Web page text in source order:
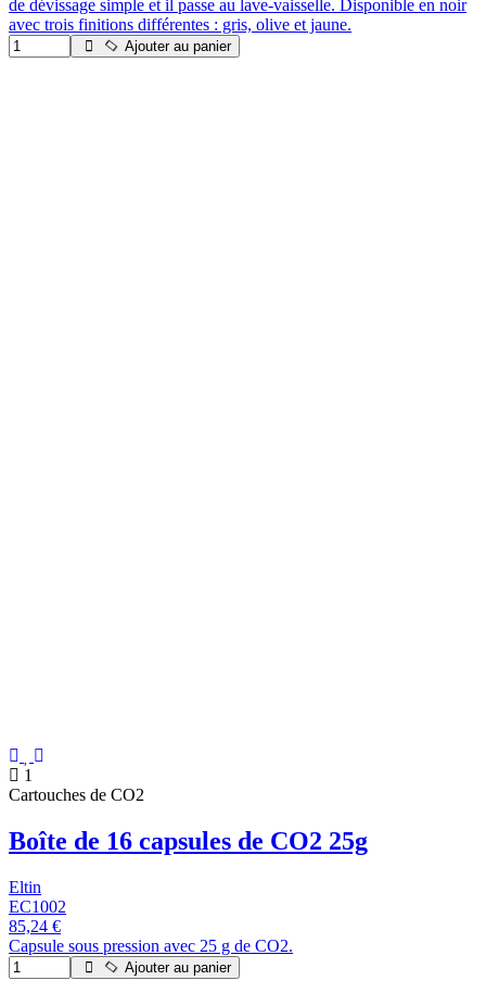
de dévissage simple et il passe au lave-vaisselle. Disponible en noir
avec trois finitions différentes : gris, olive et jaune.
Ajouter au panier
1
Cartouches de CO2
Boîte de 16 capsules de CO2 25g
Eltin
EC1002
85,24 €
Capsule sous pression avec 25 g de CO2.
Ajouter au panier